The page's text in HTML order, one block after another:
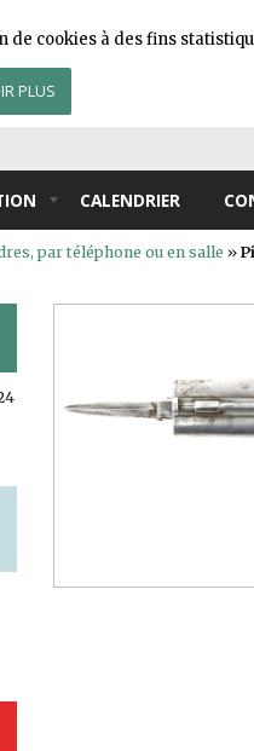
CALENDRIER
par téléphone ou en salle »
cookies à des fins
PLUS